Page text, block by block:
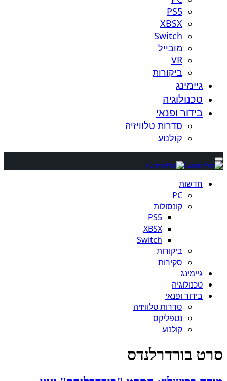
PS5
XBSX
Switch
מובייל
VR
ביקורות
גיימינג
טכנולוגיה
בידור ופנאי
סדרות טלוויזיה
קולנוע
חדשות
PC
קונסולות
PS5
XBSX
Switch
ביקורות
סקירות
גיימינג
טכנולוגיה
בידור ופנאי
סדרות טלוויזיה
נטפליקס
קולנוע
סרט בורדרלנדס